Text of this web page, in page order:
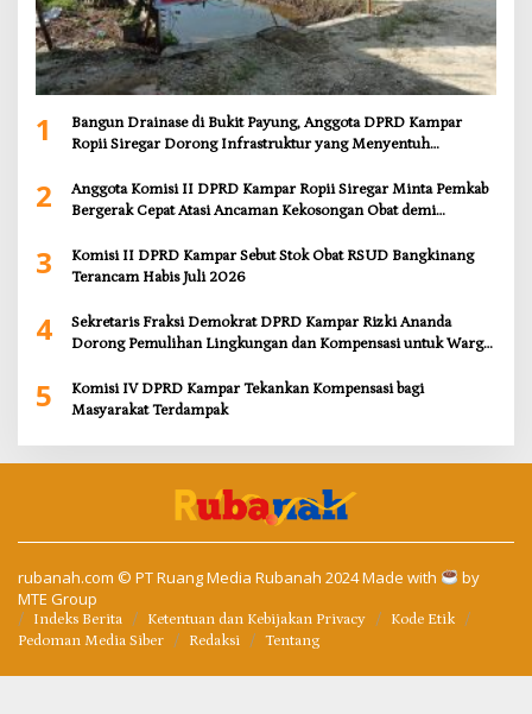
1
Bangun Drainase di Bukit Payung, Anggota DPRD Kampar
Ropii Siregar Dorong Infrastruktur yang Menyentuh
2
Anggota Komisi II DPRD Kampar Ropii Siregar Minta Pemkab
Bergerak Cepat Atasi Ancaman Kekosongan Obat demi
3
Komisi II DPRD Kampar Sebut Stok Obat RSUD Bangkinang
Terancam Habis Juli 2026
4
Sekretaris Fraksi Demokrat DPRD Kampar Rizki Ananda
Dorong Pemulihan Lingkungan dan Kompensasi untuk Warga
5
Komisi IV DPRD Kampar Tekankan Kompensasi bagi
Masyarakat Terdampak
rubanah.com © PT Ruang Media Rubanah 2024 Made with
by
MTE Group
Indeks Berita Ketentuan dan Kebijakan Privacy
Kode Etik
Pedoman Media Siber
Redaksi Tentang